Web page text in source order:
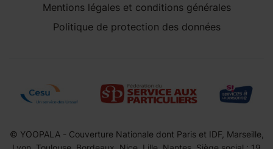
Mentions légales et conditions générales
Politique de protection des données
© YOOPALA - Couverture Nationale dont Paris et IDF, Marseille,